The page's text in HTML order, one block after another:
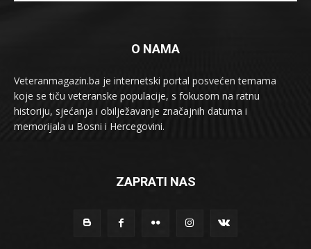
O NAMA
Veteranmagazin.ba je internetski portal posvećen temama
koje se tiču veteranske populacije, s fokusom na ratnu
historiju, sjećanja i obilježavanje značajnih datuma i
memorijala u Bosni i Hercegovini.
ZAPRATI NAS